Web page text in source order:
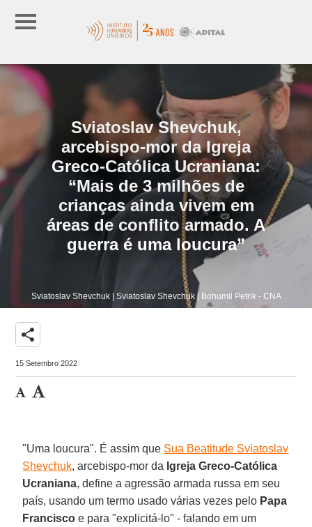
Sviatoslav Shevchuk,
arcebispo-mor da Igreja
Greco-Católica Ucraniana:
“Mais de 3 milhões de
crianças ainda vivem em
áreas de conflito armado. A
guerra é uma loucura”
Sviatoslav Shevchuk | Sviatoslav Shevchuk | Bohumil Petrik - CNA
share
15 Setembro 2022
"Uma loucura". É assim que Sua Beatitude Sviatoslav
Shevchuk, arcebispo-mor da Igreja Greco-Católica
Ucraniana, define a agressão armada russa em seu
país, usando um termo usado várias vezes pelo Papa
Francisco e para "explicitá-lo" - falando em um